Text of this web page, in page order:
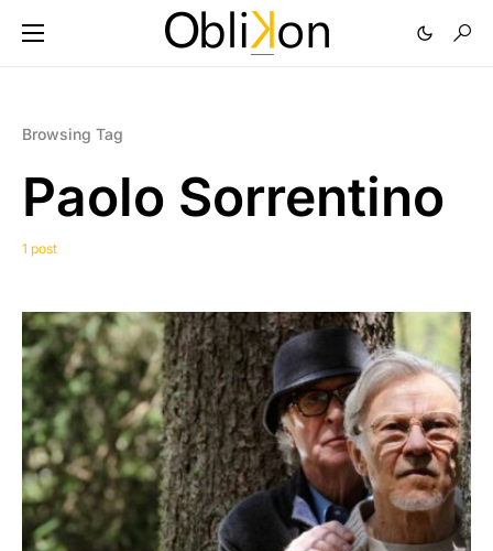
Browsing Tag
Paolo Sorrentino
1 post